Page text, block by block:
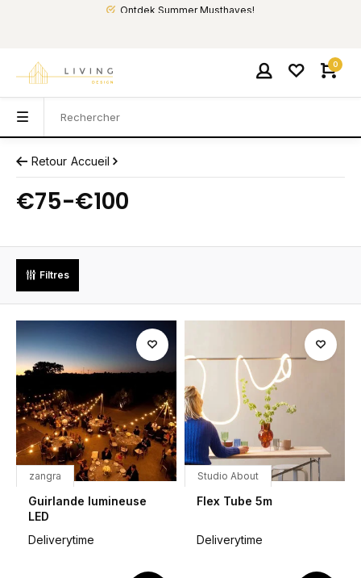
Ontdek Summer Musthaves!
0
Retour Accueil
€75-€100
Filtres
zangra
Guirlande lumineuse
LED
Deliverytime
Studio About
Flex Tube 5m
Deliverytime